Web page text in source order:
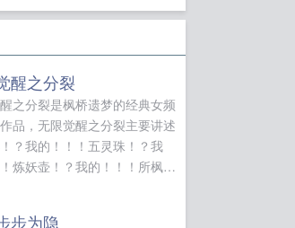
不
cp
学
心
蛋美
醒之分裂
之分裂是枫桥遗梦的经典女频
品，无限觉醒之分裂主要讲述
？我的！！！五灵珠！？我
炼妖壶！？我的！！！所枫桥
步为隐